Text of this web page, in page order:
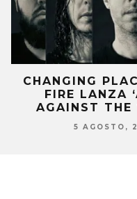
PLACES IN THE
LANZA ‘A CASE
THE WORLD’
5 AGOSTO, 2026